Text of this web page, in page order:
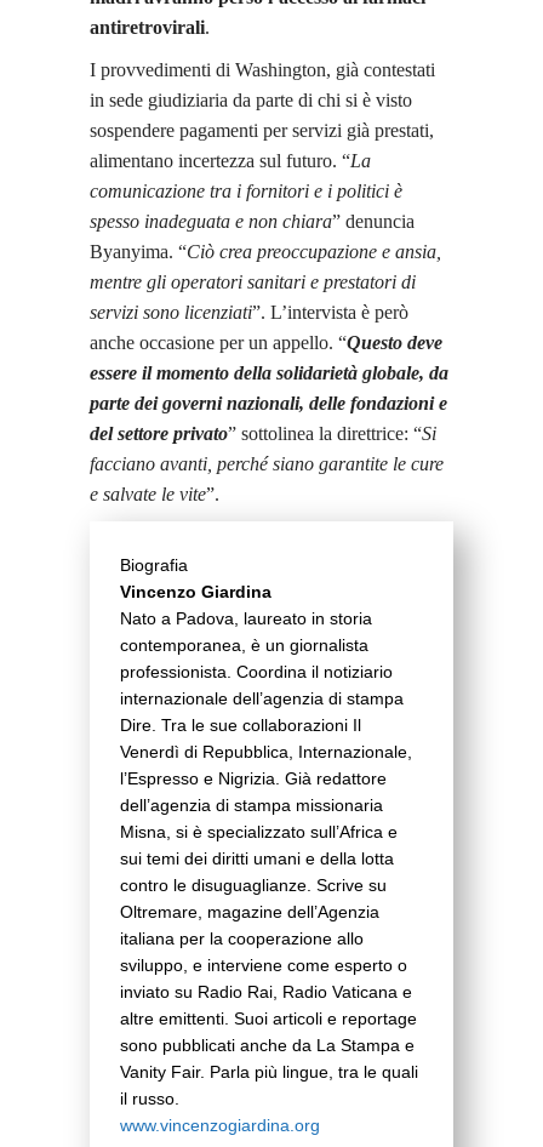
antiretrovirali.
I provvedimenti di Washington, già contestati
in sede giudiziaria da parte di chi si è visto
sospendere pagamenti per servizi già prestati,
alimentano incertezza sul futuro. “La
comunicazione tra i fornitori e i politici è
spesso inadeguata e non chiara” denuncia
Byanyima. “Ciò crea preoccupazione e ansia,
mentre gli operatori sanitari e prestatori di
servizi sono licenziati”. L’intervista è però
anche occasione per un appello. “Questo deve
essere il momento della solidarietà globale, da
parte dei governi nazionali, delle fondazioni e
del settore privato” sottolinea la direttrice: “Si
facciano avanti, perché siano garantite le cure
e salvate le vite”.
Biografia
Vincenzo Giardina
Nato a Padova, laureato in storia
contemporanea, è un giornalista
professionista. Coordina il notiziario
internazionale dell’agenzia di stampa
Dire. Tra le sue collaborazioni Il
Venerdì di Repubblica, Internazionale,
l’Espresso e Nigrizia. Già redattore
dell’agenzia di stampa missionaria
Misna, si è specializzato sull’Africa e
sui temi dei diritti umani e della lotta
contro le disuguaglianze. Scrive su
Oltremare, magazine dell’Agenzia
italiana per la cooperazione allo
sviluppo, e interviene come esperto o
inviato su Radio Rai, Radio Vaticana e
altre emittenti. Suoi articoli e reportage
sono pubblicati anche da La Stampa e
Vanity Fair. Parla più lingue, tra le quali
il russo.
www.vincenzogiardina.org